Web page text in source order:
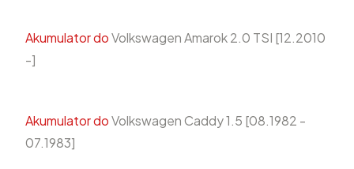
Akumulator doVolkswagen Amarok 2.0 TSI [12.2010
-]
Akumulator doVolkswagen Caddy 1.5 [08.1982 -
07.1983]